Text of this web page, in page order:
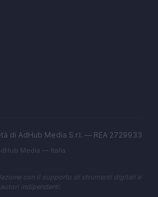
di AdHub Media S.r.l. — REA 2729933
Media — Italia
con il supporto di strumenti digitali e
indipendenti.